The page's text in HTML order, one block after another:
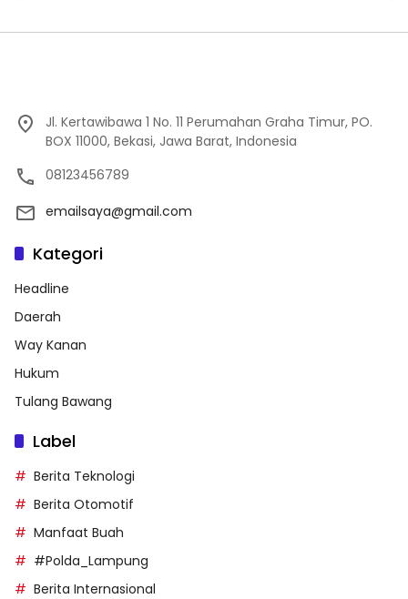
Jl. Kertawibawa 1 No. 11 Perumahan Graha Timur, PO.
BOX 11000, Bekasi, Jawa Barat, Indonesia
08123456789
emailsaya@gmail.com
Kategori
Headline
Daerah
Way Kanan
Hukum
Tulang Bawang
Label
Berita Teknologi
Berita Otomotif
Manfaat Buah
#Polda_Lampung
Berita Internasional